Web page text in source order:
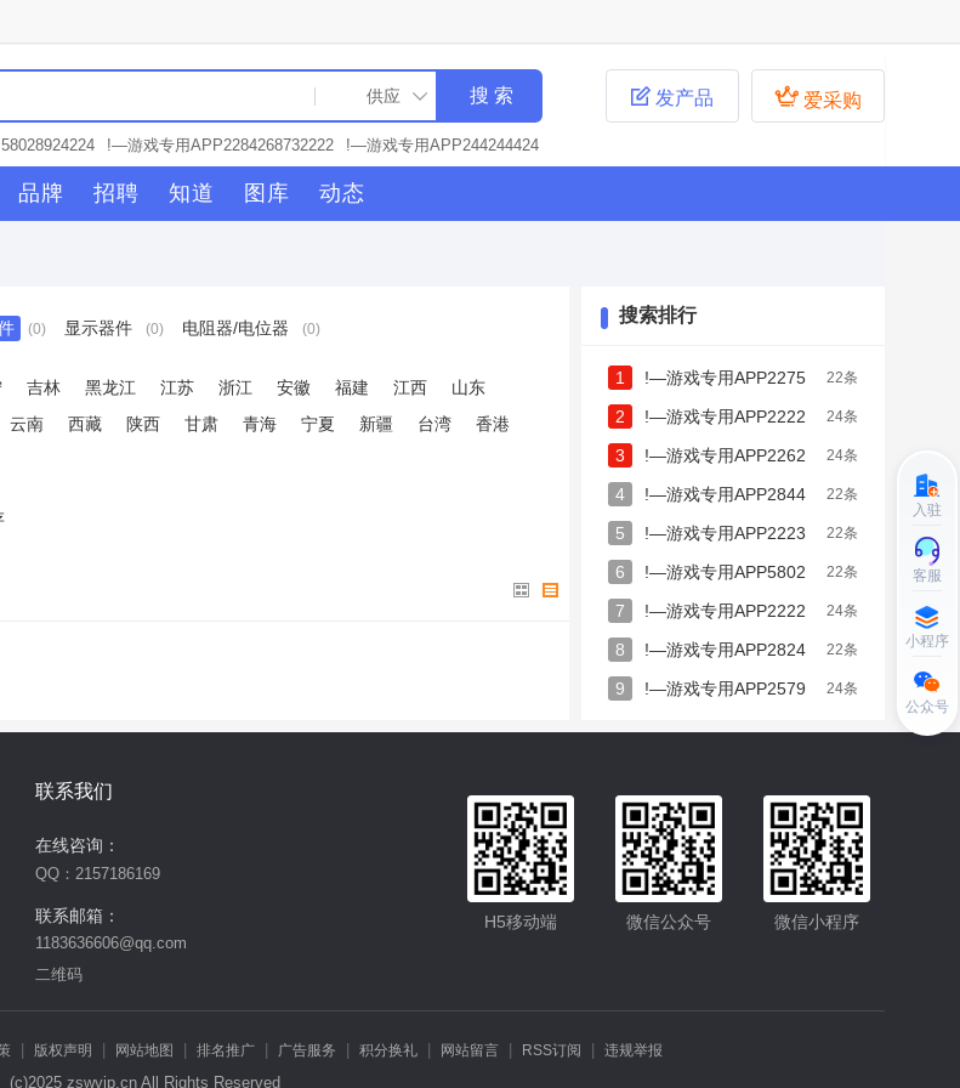
!—游戏专用APP2284268732222
!—游戏专用APP244244424
!—游戏专用APP24422232358
!—游戏专用APP580229224
!—游戏专用APP28444444777 !—游戏专用APP2284237656
!—游戏专用APP58028942223 !—游戏专用APP28277727227
!—游
!—游戏专用APP22677752626 !—游戏专用APP22622723
戏专用APP24227222359 !—游戏专用APP242277263
!—游戏专用APP2
专用APP22332444786 !—游戏专用APP2232823
!—游戏专用APP228424
APP228267226232
!—游戏专用APP2284222746
!—游戏专用APP22325262692
!—游戏专用APP2284237778
!—游戏专用APP22826722935
!—
!—游戏专用APP2232249999 !—游戏专用APP2442988150
!—游
!—游戏专用APP22622221439 !—游戏专用APP22826926247
!—游
!—游戏专
!—游戏专用APP22842958129
!—游戏专
!—游戏专用APP24227267743
!—游戏专用APP24227277299
 爱采购
 发产品
品牌 招聘 知道 图库 动态
(0) 显示器件 (0) 电阻器/电位器 (0)
吉林 黑龙江 江苏 浙江 安徽 福建 江西
山东
云南 西藏 陕西 甘肃 青海 宁夏 新疆 台湾
香港
搜索排行
22条
1
!—游戏专用APP2275
222
24条
2
!—游戏专用APP2222
82727273
24条
3
!—游戏专用APP2262
9151778
22条
4
!—游戏专用APP2844
4444234
22条
5
!—游戏专用APP2223
2222269
22条
6
!—游戏专用APP5802
356458
24条
7
!—游戏专用APP2222
8224328
22条
8
!—游戏专用APP2824
8162
24条
9
!—游戏专用APP2579
联系我们
在线咨询：
QQ：2157186169
联系邮箱：
1183636606@qq.com
二维码
微信小程序
微信公众号
H5移动端
| 版权声明 网站地图 排名推广| 广告服务 积分换礼| 网站留言| RSS订阅 违规举报
(c)2025 zswvip.cn All Rights Reserved
入驻
客服
小程序
公众号